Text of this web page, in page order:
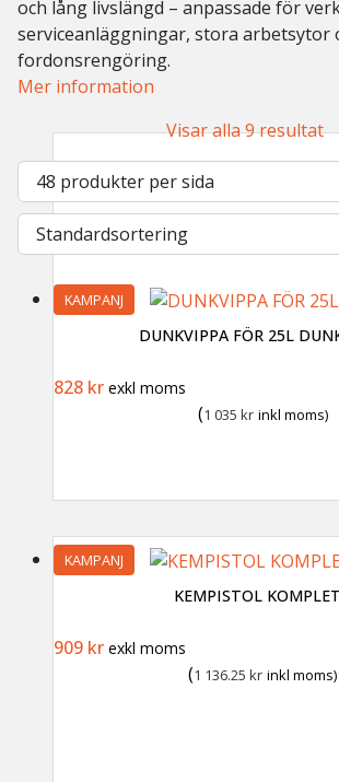
och lång livslängd – anpassade för
serviceanläggningar, stora arbetsytor
fordonsrengöring.
Mer information
Visar alla 9 resultat
KAMPANJ
DUNKVIPPA FÖR 25L
Det ursprungliga priset var: 1 063
828 krDet nuvarande priset är: 828
exkl moms
(1 035 kr inkl moms)
KAMPANJ
KEMPISTOL
Det ursprungliga priset var: 1 389
909 krDet nuvarande priset är: 909
exkl moms
(1 136.25 kr inkl moms)